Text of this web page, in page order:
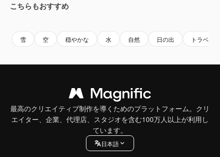
こちらもおすすめ
雪 空 穏やかな 水 自然 日の出 トラベル
最高のクリエイティブ制作を導くためのプラットフォーム。クリ
エイター、企業、代理店、スタジオを含む100万人以上が利用し
ています。
日本語